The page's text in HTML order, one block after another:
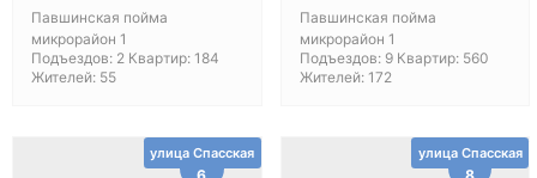
Павшинская пойма
микрорайон 1
Подъездов: 2 Квартир: 184
Жителей: 55
Павшинская пойма
микрорайон 1
Подъездов: 9 Квартир: 560
Жителей: 172
улица Спасская улица Спасская